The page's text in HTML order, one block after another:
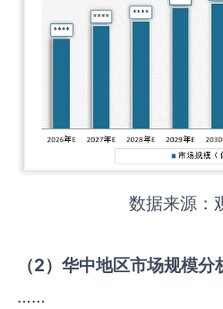
数据来源：
（2）华中地区市场规模分
……